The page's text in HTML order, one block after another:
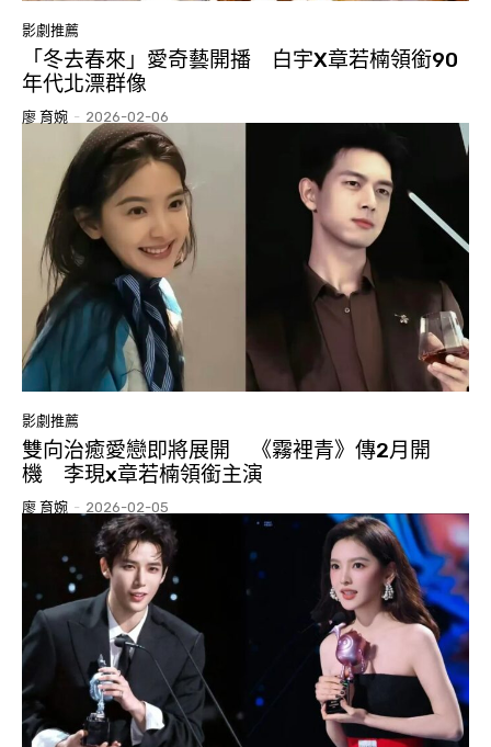
影劇推薦
「冬去春來」愛奇藝開播 白宇X章若楠領銜90
年代北漂群像
廖 育婉 - 2026-02-06
影劇推薦
雙向治癒愛戀即將展開 《霧裡青》傳2月開
機 李現x章若楠領銜主演
廖 育婉 - 2026-02-05